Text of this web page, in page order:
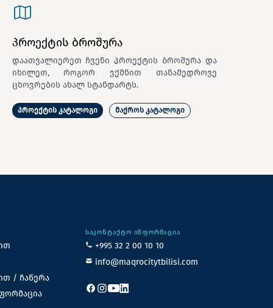
პროექტის ბროშურა
დაათვალიერეთ ჩვენი პროექტის ბროშურა და
იხილეთ, როგორ ვქმნით თანამედროვე
ცხოვრების ახალ სტანდარტს.
პროექტის კატალოგი მაქროს კატალოგი
/ ჩაწერა
ᲡᲐᲙᲝᲜᲢᲐᲥᲢᲝ ᲘᲜᲤᲝᲠᲛᲐᲪᲘᲐ
+995 32 2 00 10 10
info@maqrocitytbilisi.com